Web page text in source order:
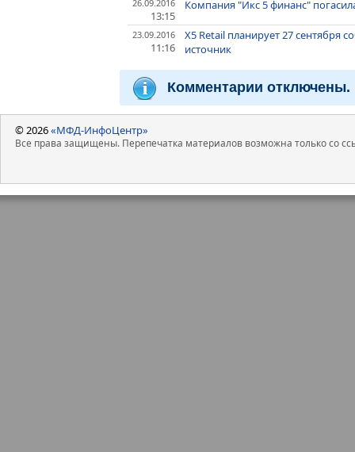
26.09.2016
13:15
Компания "Икс 5 финанс"
23.09.2016
11:16
X5 Retail планирует 27 сентября
источник
Комментарии отключены.
© 2026«МФД-ИнфоЦентр»
Все права защищены. Перепечатка материалов возможна только со